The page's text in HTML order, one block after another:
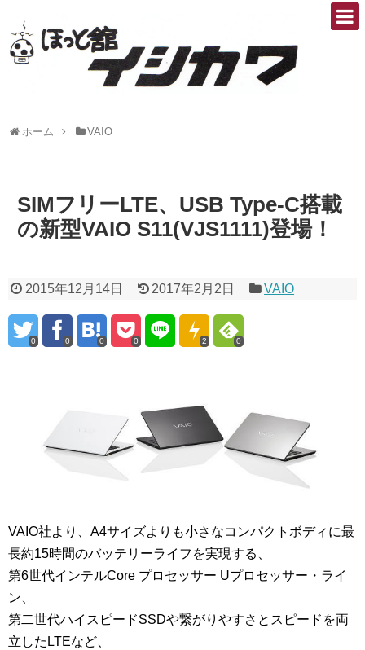
ホーム VAIO
SIMフリーLTE、USB Type-C搭載
の新型VAIO S11(VJS1111)登場！
2015年12月14日 2017年2月2日 VAIO
0 0 0 0 2 0
VAIO社より、A4サイズよりも小さなコンパクトボディに最
長約15時間のバッテリーライフを実現する、
第6世代インテルCore プロセッサー Uプロセッサー・ライ
ン、
第二世代ハイスピードSSDや繋がりやすさとスピードを両
立したLTEなど、